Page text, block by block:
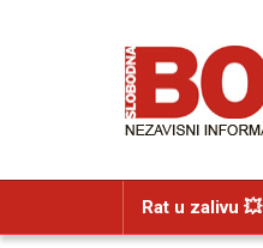
Rat u zalivu 💥